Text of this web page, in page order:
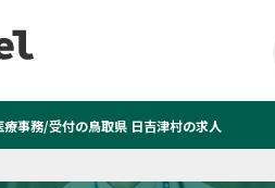
療事務/受付の鳥取県 日吉津村の求人